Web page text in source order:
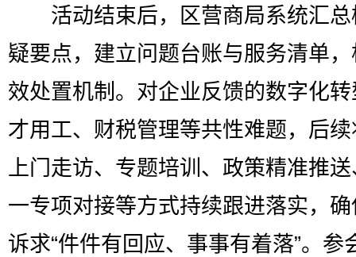
活动结束后，区营商局系统汇总
疑要点，建立问题台账与服务清单
效处置机制。对企业反馈的数字化
才用工、财税管理等共性难题，后
上门走访、专题培训、政策精准推
一专项对接等方式持续跟进落实，
诉求“件件有回应、事事有着落”。参